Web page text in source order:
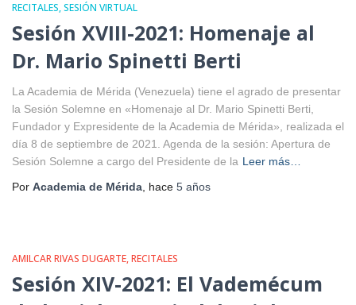
RECITALES SESIÓN VIRTUAL
Sesión XVIII-2021: Homenaje al
Dr. Mario Spinetti Berti
La Academia de Mérida (Venezuela) tiene el agrado de presentar
la Sesión Solemne en «Homenaje al Dr. Mario Spinetti Berti,
Fundador y Expresidente de la Academia de Mérida», realizada el
día 8 de septiembre de 2021. Agenda de la sesión: Apertura de
Sesión Solemne a cargo del Presidente de la Leer más…
Por Academia de Mérida , hace 5 años
AMILCAR RIVAS DUGARTE RECITALES
Sesión XIV-2021: El Vademécum